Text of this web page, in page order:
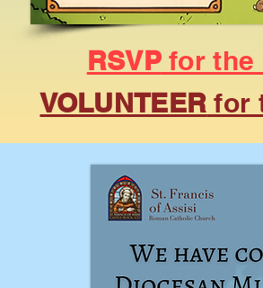
RSVPfor the
VOLUNTEER for